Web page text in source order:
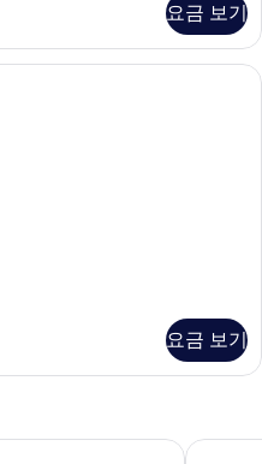
요금 보기
스위트 | 무료 WiFi, 각각 다른 스타일
요금 보기
아늑 호